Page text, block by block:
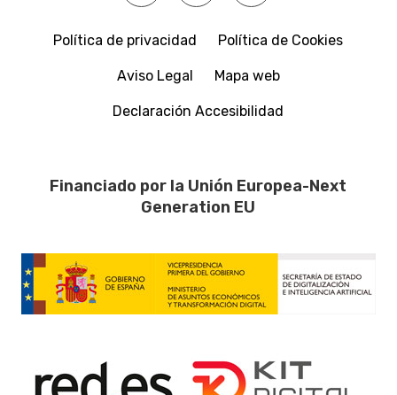
Política de privacidad Política de Cookies
Aviso Legal Mapa web
Declaración Accesibilidad
Financiado por la Unión Europea-Next
Generation EU